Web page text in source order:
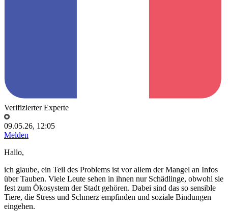
Verifizierter Experte
09.05.26, 12:05
Melden
Hallo,
ich glaube, ein Teil des Problems ist vor allem der Mangel an Infos
über Tauben. Viele Leute sehen in ihnen nur Schädlinge, obwohl sie
fest zum Ökosystem der Stadt gehören. Dabei sind das so sensible
Tiere, die Stress und Schmerz empfinden und soziale Bindungen
eingehen.